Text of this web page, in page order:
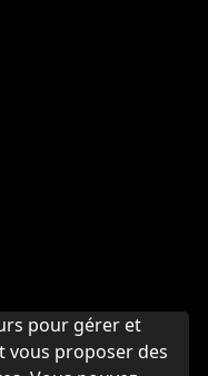
pour gérer et
vous proposer des